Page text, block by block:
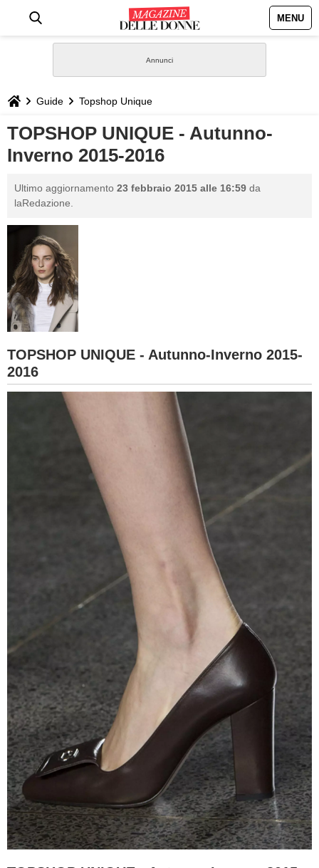
MENU
STILE
BIOGRAFIE
DEFINIZIONI
GASTRONOMIA
CAPELLI
SESSO
DIETA
Guide Topshop Unique
TOPSHOP UNIQUE - Autunno-
Inverno 2015-2016
Ultimo aggiornamento 23 febbraio 2015 alle 16:59 da
laRedazione.
TOPSHOP UNIQUE - Autunno-Inverno 2015-
2016